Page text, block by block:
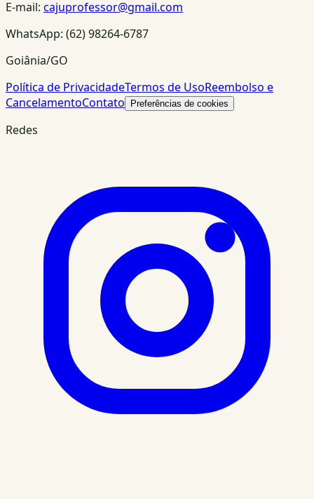
E-mail: cajuprofessor@gmail.com
WhatsApp: (62) 98264-6787
Goiânia/GO
Política de PrivacidadeTermos de UsoReembolso e
CancelamentoContato Preferências de cookies
Redes